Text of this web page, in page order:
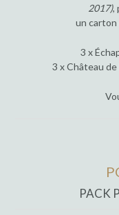
2017),
un
3 x
3 x Château
PACK